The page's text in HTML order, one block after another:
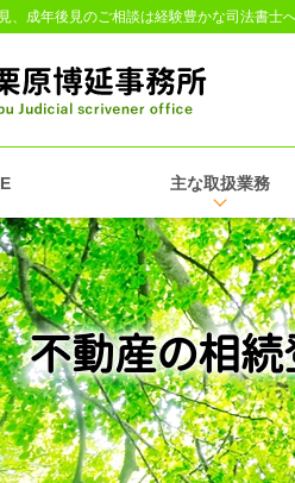
、成年後見のご相談は経験豊かな司法書士
主な取扱業務
不動産の相続